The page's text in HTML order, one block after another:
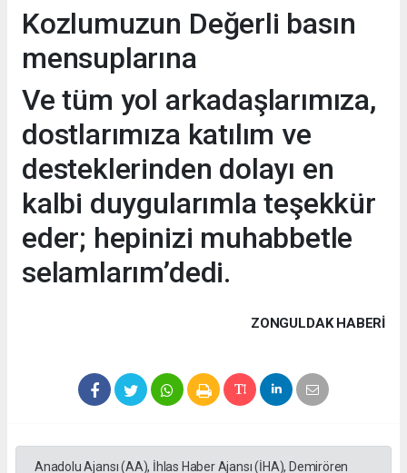
Kozlumuzun Değerli basın
mensuplarına
Ve tüm yol arkadaşlarımıza,
dostlarımıza katılım ve
desteklerinden dolayı en
kalbi duygularımla teşekkür
eder; hepinizi muhabbetle
selamlarım’dedi.
ZONGULDAK HABERİ
Anadolu Ajansı (AA), İhlas Haber Ajansı (İHA), Demirören